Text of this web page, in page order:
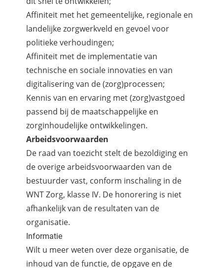
Affiniteit met het gemeentelijke, regionale en
landelijke zorgwerkveld en gevoel voor
politieke verhoudingen;
Affiniteit met de implementatie van
technische en sociale innovaties en van
digitalisering van de (zorg)processen;
Kennis van en ervaring met (zorg)vastgoed
passend bij de maatschappelijke en
zorginhoudelijke ontwikkelingen.
Arbeidsvoorwaarden
De raad van toezicht stelt de bezoldiging en
de overige arbeidsvoorwaarden van de
bestuurder vast, conform inschaling in de
WNT Zorg, klasse IV. De honorering is niet
afhankelijk van de resultaten van de
organisatie.
Informatie
Wilt u meer weten over deze organisatie, de
inhoud van de functie, de opgave en de